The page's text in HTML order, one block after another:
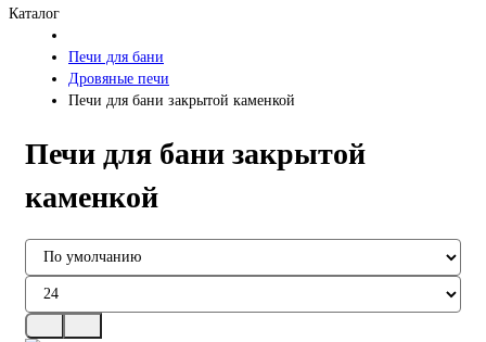
Каталог
Печи для бани
Дровяные печи
Печи для бани закрытой каменкой
Печи для бани закрытой
каменкой